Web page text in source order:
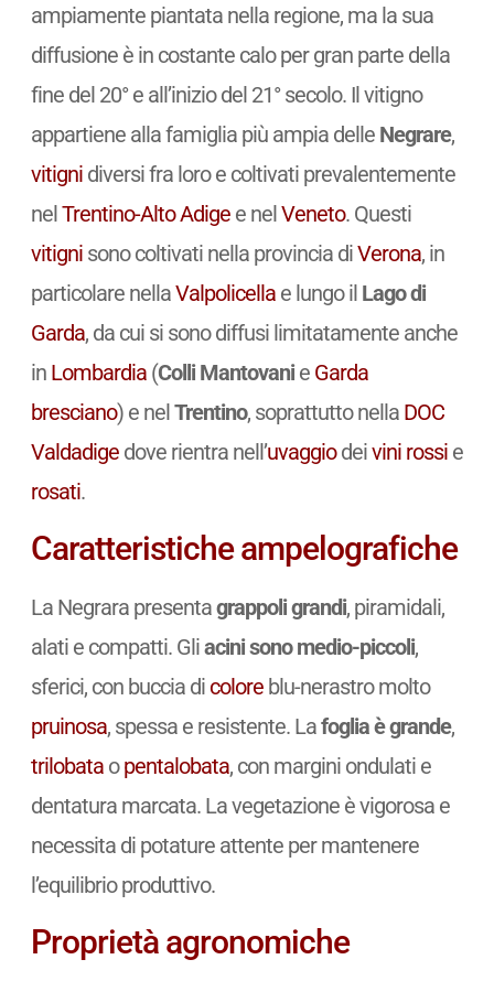
ampiamente piantata nella regione, ma la sua
diffusione è in costante calo per gran parte della
fine del 20° e all’inizio del 21° secolo. Il vitigno
appartiene alla famiglia più ampia delle Negrare,
vitignidiversi fra loro e coltivati prevalentemente
nelTrentino-Alto Adigee nelVeneto. Questi
vitignisono coltivati nella provincia diVerona, in
particolare nellaValpolicellae lungo il Lago di
Garda, da cui si sono diffusi limitatamente anche
in Lombardia(Colli Mantovanie Garda
bresciano) e nelTrentino, soprattutto nella DOC
Valdadigedove rientra nell’uvaggiodeivini rossie
rosati.
Caratteristiche ampelografiche
La Negrara presentagrappoli grandi, piramidali,
alati e compatti. Gliacini sono medio-piccoli,
sferici, con buccia di coloreblu-nerastro molto
pruinosa, spessa e resistente. Lafoglia è grande,
trilobataopentalobata, con margini ondulati e
dentatura marcata. La vegetazione è vigorosa e
necessita di potature attente per mantenere
l’equilibrio produttivo.
Proprietà agronomiche